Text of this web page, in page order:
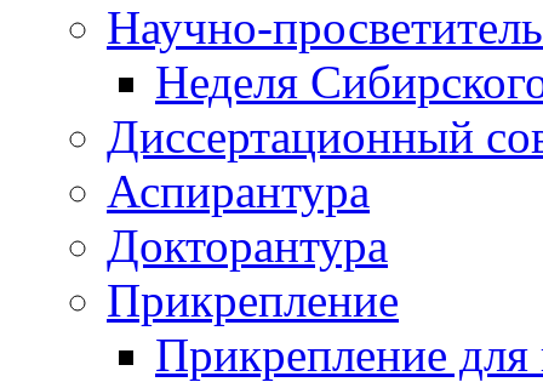
Научно-
Неделя
Диссертационный
Аспирантура
Докторантура
Прикрепление
Прикрепление для